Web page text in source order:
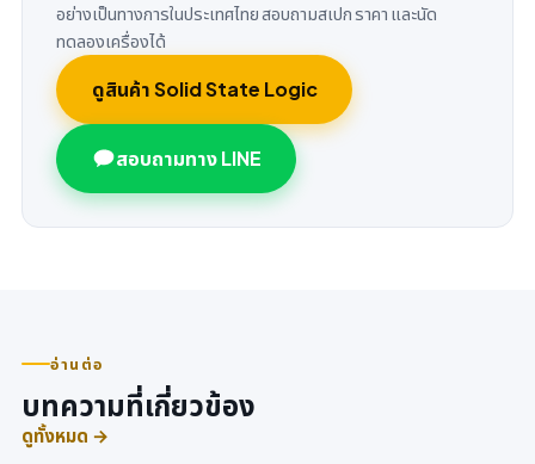
อย่างเป็นทางการในประเทศไทย สอบถามสเปก ราคา และนัด
ทดลองเครื่องได้
ดูสินค้า Solid State Logic
สอบถามทาง LINE
อ่านต่อ
บทความที่เกี่ยวข้อง
ดูทั้งหมด →